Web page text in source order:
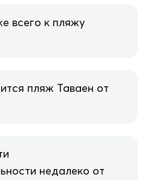
всего к пляжу
пляж Таваен от
недалеко от